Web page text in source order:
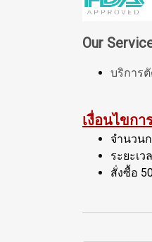
Our
บริการ
เงื่อนไขก
จำนวน
ระยะเ
สั่งซื้อ